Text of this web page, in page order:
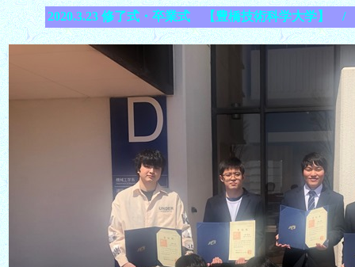
2020.3.23 修了式・卒業式 【豊橋技術科学大学】 /